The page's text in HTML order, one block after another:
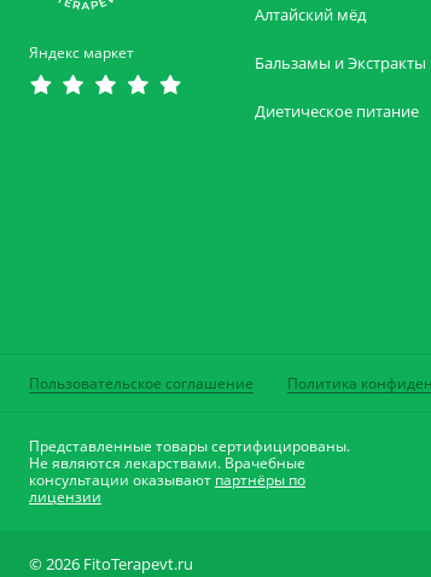
Яндекс маркет
Алтайский мёд
Бальзамы и Экстракты
Диетическое питание
Пользовательское соглашение Политика
Представленные товары сертифицированы.
Не являются лекарствами. Врачебные
консультации оказывают партнёры по
лицензии
© 2026 FitoTerapevt.ru